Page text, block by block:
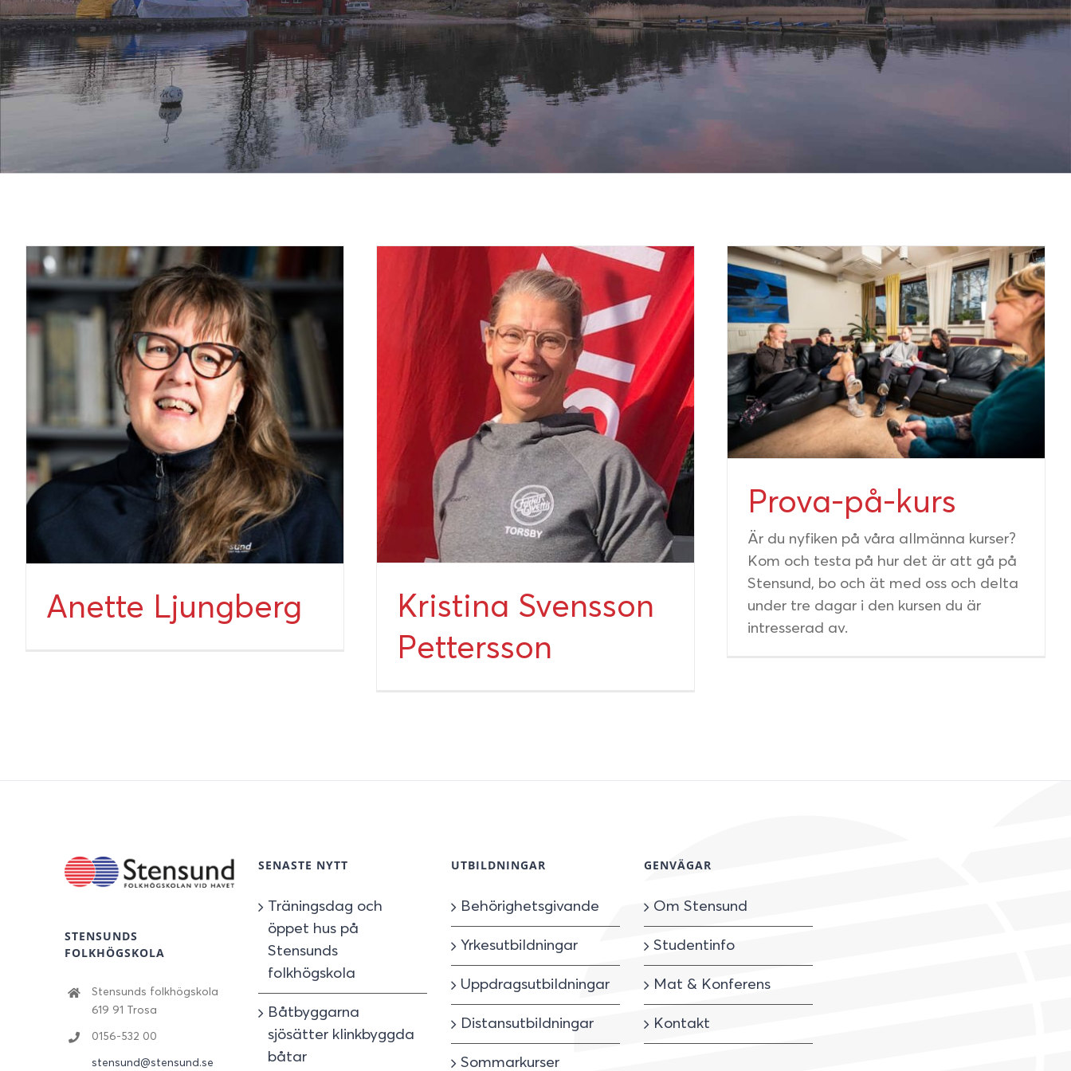
Anette Ljungberg
Kristina Svensson
Pettersson
Prova-på-kurs
Är du nyfiken på våra allmänna kurser?
Kom och testa på hur det är att gå på
Stensund, bo och ät med oss och delta
under tre dagar i den kursen du är
intresserad av.
STENSUNDS
FOLKHÖGSKOLA
Stensunds folkhögskola
619 91 Trosa
0156-532 00
stensund@stensund.se
SENASTE NYTT
Träningsdag och
öppet hus på
Stensunds
folkhögskola
Båtbyggarna
sjösätter klinkbyggda
båtar
UTBILDNINGAR
Behörighetsgivande
Yrkesutbildningar
Uppdragsutbildningar
Distansutbildningar
Sommarkurser
GENVÄGAR
Om Stensund
Studentinfo
Mat & Konferens
Kontakt